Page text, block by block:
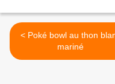
< Poké bowl au thon blanc
mariné